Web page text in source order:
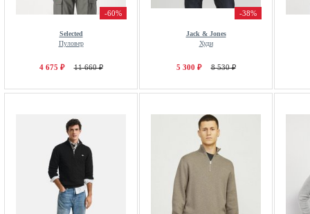
-60%
Selected
Пуловер
4 675 ₽ 11 660 ₽
-38%
Jack & Jones
Худи
5 300 ₽ 8 530 ₽